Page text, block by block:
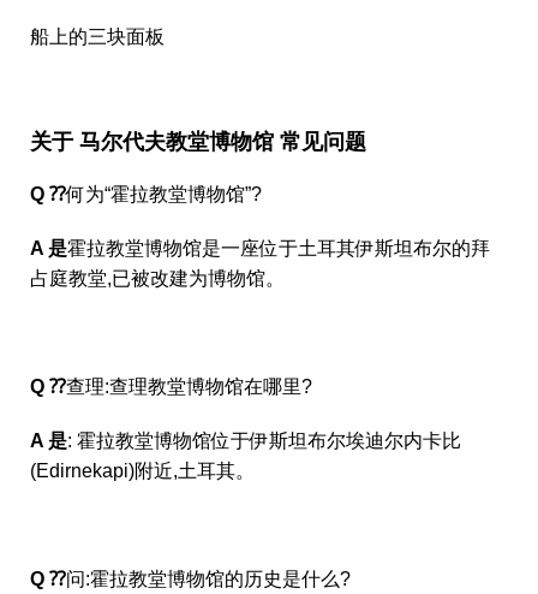
船上的三块面板
关于 马尔代夫教堂博物馆 常见问题
Q ⁇何为“霍拉教堂博物馆”?
A 是霍拉教堂博物馆是一座位于土耳其伊斯坦布尔的拜
占庭教堂,已被改建为博物馆。
Q ⁇查理:查理教堂博物馆在哪里?
A 是: 霍拉教堂博物馆位于伊斯坦布尔埃迪尔内卡比
(Edirnekapi)附近,土耳其。
Q ⁇问:霍拉教堂博物馆的历史是什么?